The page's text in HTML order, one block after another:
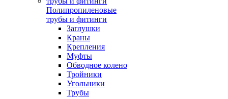
Полипропиленовые
трубы и фитинги
Заглушки
Краны
Крепления
Муфты
Обводное колено
Тройники
Угольники
Трубы